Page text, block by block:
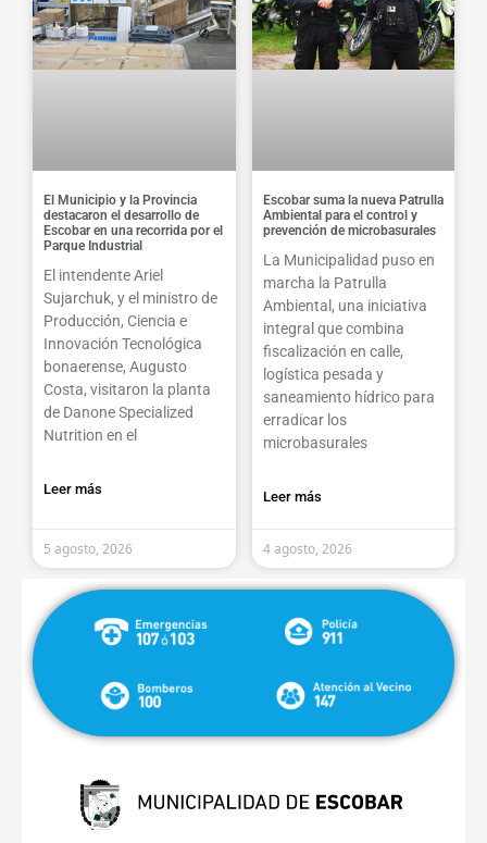
El Municipio y la Provincia
destacaron el desarrollo de
Escobar en una recorrida por el
Parque Industrial
El intendente Ariel
Sujarchuk, y el ministro de
Producción, Ciencia e
Innovación Tecnológica
bonaerense, Augusto
Costa, visitaron la planta
de Danone Specialized
Nutrition en el
Leer más
5 agosto, 2026
Escobar suma la nueva Patrulla
Ambiental para el control y
prevención de microbasurales
La Municipalidad puso en
marcha la Patrulla
Ambiental, una iniciativa
integral que combina
fiscalización en calle,
logística pesada y
saneamiento hídrico para
erradicar los
microbasurales
Leer más
4 agosto, 2026